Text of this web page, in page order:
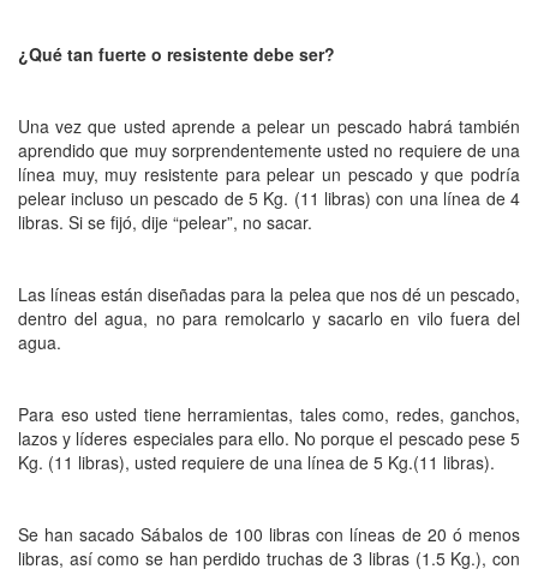
¿Qué tan fuerte o resistente debe ser?
Una vez que usted aprende a pelear un pescado habrá también
aprendido que muy sorprendentemente usted no requiere de una
línea muy, muy resistente para pelear un pescado y que podría
pelear incluso un pescado de 5 Kg. (11 libras) con una línea de 4
libras. Si se fijó, dije “pelear”, no sacar.
Las líneas están diseñadas para la pelea que nos dé un pescado,
dentro del agua, no para remolcarlo y sacarlo en vilo fuera del
agua.
Para eso usted tiene herramientas, tales como, redes, ganchos,
lazos y líderes especiales para ello. No porque el pescado pese 5
Kg. (11 libras), usted requiere de una línea de 5 Kg.(11 libras).
Se han sacado Sábalos de 100 libras con líneas de 20 ó menos
libras, así como se han perdido truchas de 3 libras (1.5 Kg.), con